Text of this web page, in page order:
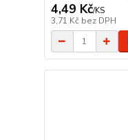
4,49 Kč/KS
3,71 Kč bez DPH